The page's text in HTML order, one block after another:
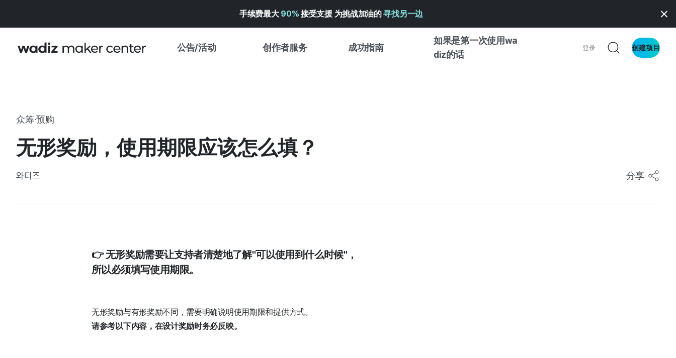
手续费最大 90% 接受支援 为挑战加油的寻找另一边
公告/活动 创作者服务 成功指南
如果是第一次使用wa
diz的话
登录 创建项目
特展日历
WADIZ 奖励 ↗︎
众筹·预购
无形奖励，使用期限应该怎么填？
와디즈 分享
👉 无形奖励需要让支持者清楚地了解"可以使用到什么时候"，
所以必须填写使用期限。
无形奖励与有形奖励不同，需要明确说明使用期限和提供方式。
请参考以下内容，在设计奖励时务必反映。